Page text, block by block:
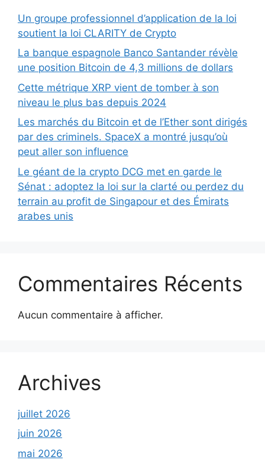
Un groupe professionnel d’application de la loi
soutient la loi CLARITY de Crypto
La banque espagnole Banco Santander révèle
une position Bitcoin de 4,3 millions de dollars
Cette métrique XRP vient de tomber à son
niveau le plus bas depuis 2024
Les marchés du Bitcoin et de l’Ether sont dirigés
par des criminels. SpaceX a montré jusqu’où
peut aller son influence
Le géant de la crypto DCG met en garde le
Sénat : adoptez la loi sur la clarté ou perdez du
terrain au profit de Singapour et des Émirats
arabes unis
Commentaires Récents
Aucun commentaire à afficher.
Archives
juillet 2026
juin 2026
mai 2026